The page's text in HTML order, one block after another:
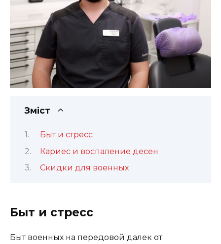
Зміст
Быт и стресс
Кариес и воспаление десен
Скидки для военных
Быт и стресс
Быт военных на передовой далек от